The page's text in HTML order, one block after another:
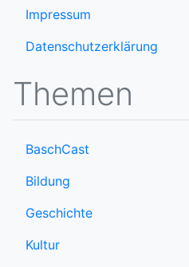
Impressum
Datenschutzerklärung
Themen
BaschCast
Bildung
Geschichte
Kultur